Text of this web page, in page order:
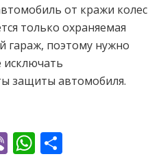
от кражи колес
только охраняемая
гараж, поэтому нужно
исключать
защиты автомобиля.
ViberWhatsApp